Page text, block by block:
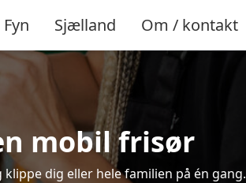
Fyn Sjælland Om / kontakt
mobil frisør
dig eller hele familien på én gang.